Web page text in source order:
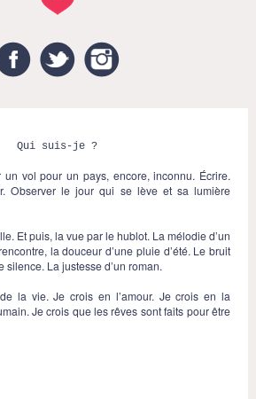
FacebookTwitter
Qui suis-je ?
un vol pour un pays, encore, inconnu. Écrire.
Observer le jour qui se lève et sa lumière
Et puis, la vue par le hublot. La mélodie d’un
la douceur d’une pluie d’été. Le bruit
silence. La justesse d’un roman.
la vie. Je crois en l’amour. Je crois en la
Je crois que les rêves sont faits pour être